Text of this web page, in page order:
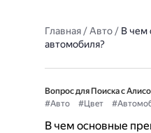
Главная/Авто/ В чем
автомобиля?
Вопрос для Поиска с
#Авто
#Цвет
В чем основные